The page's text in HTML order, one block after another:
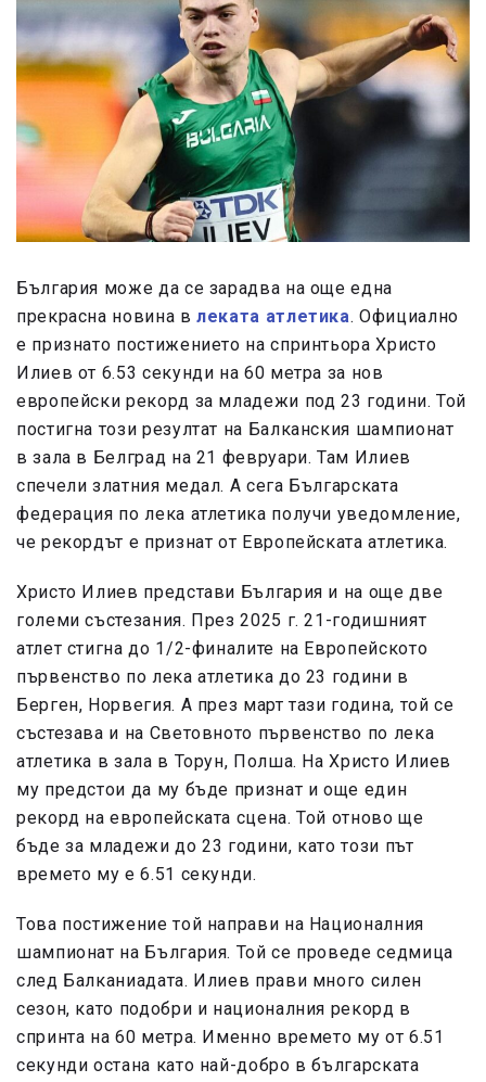
България може да се зарадва на още една
прекрасна новина влеката атлетика. Официално
е признато постижението на спринтьора Христо
Илиев от 6.53 секунди на 60 метра за нов
европейски рекорд за младежи под 23 години. Той
постигна този резултат на Балканския шампионат
в зала в Белград на 21 февруари. Там Илиев
спечели златния медал. А сега Българската
федерация по лека атлетика получи уведомление,
че рекордът е признат от Европейската атлетика.
Христо Илиев представи България и на още две
големи състезания. През 2025 г. 21-годишният
атлет стигна до 1/2-финалите на Европейското
първенство по лека атлетика до 23 години в
Берген, Норвегия. А през март тази година, той се
състезава и на Световното първенство по лека
атлетика в зала в Торун, Полша. На Христо Илиев
му предстои да му бъде признат и още един
рекорд на европейската сцена. Той отново ще
бъде за младежи до 23 години, като този път
времето му е 6.51 секунди.
Това постижение той направи на Националния
шампионат на България. Той се проведе седмица
след Балканиадата. Илиев прави много силен
сезон, като подобри и националния рекорд в
спринта на 60 метра. Именно времето му от 6.51
секунди остана като най-добро в българската